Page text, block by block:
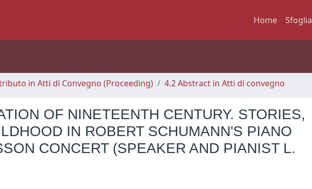
Home Sfoglia
in Atti di Convegno (Proceeding) 4.2 Abstract in Atti di convegno
OF NINETEENTH CENTURY. STORIES,
IN ROBERT SCHUMANN'S PIANO
CONCERT (SPEAKER AND PIANIST L.